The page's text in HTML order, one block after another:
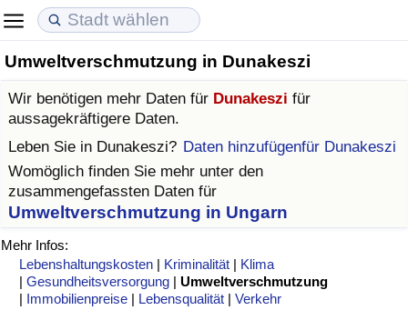
Umweltverschmutzung in Dunakeszi
Wir benötigen mehr Daten für Dunakeszi für
aussagekräftigere Daten.
Leben Sie in Dunakeszi? Daten hinzufügenfür Dunakeszi
Womöglich finden Sie mehr unter den
zusammengefassten Daten für
Umweltverschmutzung in Ungarn
Mehr Infos:
Lebenshaltungskosten | Kriminalität | Klima
|Gesundheitsversorgung |Umweltverschmutzung
| Immobilienpreise | Lebensqualität |Verkehr
Lebenshaltungskosten
Lebenshaltungskosten-Index (aktuell)
Lebenshaltungskosten-Index
Lebenshaltungskosten-Index nach Land
in Akaba
Immobilienpreise
Immobilienpreis-Index (aktuell)
Immobilienpreis-Index
Immobilienpreis-Index nach Land
Lebensqualität
Lebensqualität-Index
Lebensqualität-Index (aktuell)
Lebensqualitätsindex nach Land
Kriminalität
Kriminalitäts-Index (aktuell)